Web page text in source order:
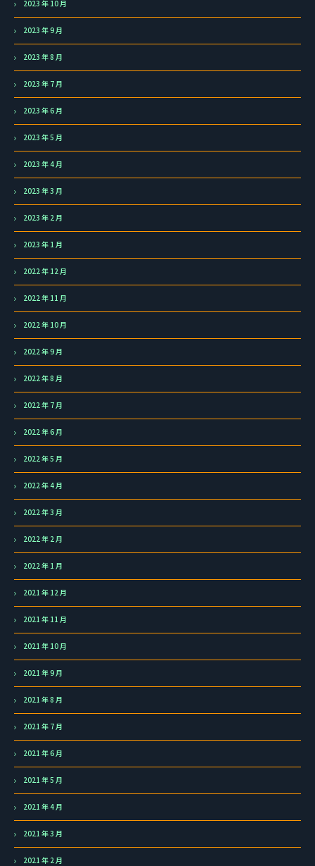
2023 年 10 月
2023 年 9 月
2023 年 8 月
2023 年 7 月
2023 年 6 月
2023 年 5 月
2023 年 4 月
2023 年 3 月
2023 年 2 月
2023 年 1 月
2022 年 12 月
2022 年 11 月
2022 年 10 月
2022 年 9 月
2022 年 8 月
2022 年 7 月
2022 年 6 月
2022 年 5 月
2022 年 4 月
2022 年 3 月
2022 年 2 月
2022 年 1 月
2021 年 12 月
2021 年 11 月
2021 年 10 月
2021 年 9 月
2021 年 8 月
2021 年 7 月
2021 年 6 月
2021 年 5 月
2021 年 4 月
2021 年 3 月
2021 年 2 月